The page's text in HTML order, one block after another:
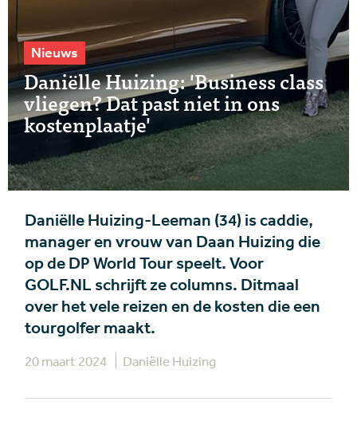
Nieuws
Daniëlle Huizing: 'Business class
vliegen? Dat past niet in ons
kostenplaatje'
Daniëlle Huizing-Leeman (34) is caddie,
manager en vrouw van Daan Huizing die
op de DP World Tour speelt. Voor
GOLF.NL schrijft ze columns. Ditmaal
over het vele reizen en de kosten die een
tourgolfer maakt.
20 maart 2024 Daniëlle Huizing